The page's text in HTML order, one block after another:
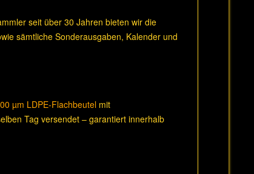
seit über 30 Jahren bieten wir die
sämtliche Sonderausgaben, Kalender und
µm LDPE-Flachbeutel mit
Tag versendet – garantiert innerhalb